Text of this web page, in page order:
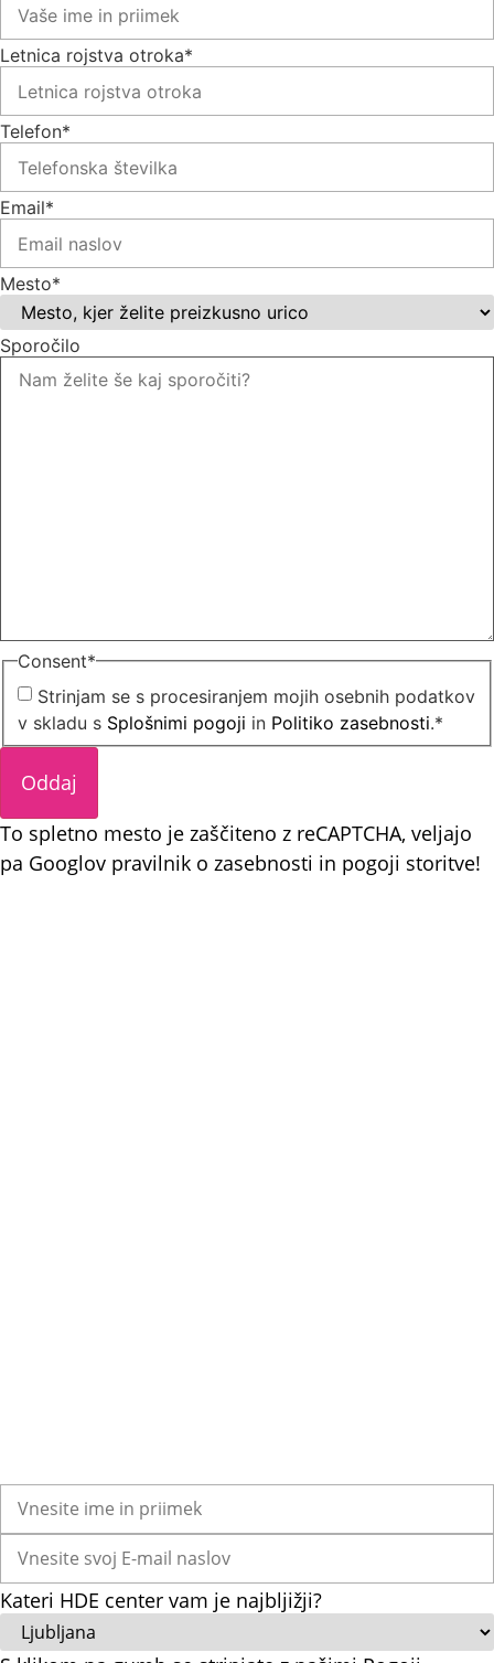
Letnica rojstva otroka*
Telefon*
Email*
Mesto*
Sporočilo
Consent*
Strinjam se s procesiranjem mojih osebnih podatkov
v skladu s Splošnimi pogoji in Politiko zasebnosti.*
To spletno mesto je zaščiteno z reCAPTCHA, veljajo
pa Googlov pravilnik o zasebnosti in pogoji storitve!
Kateri HDE center vam je najbljižji?